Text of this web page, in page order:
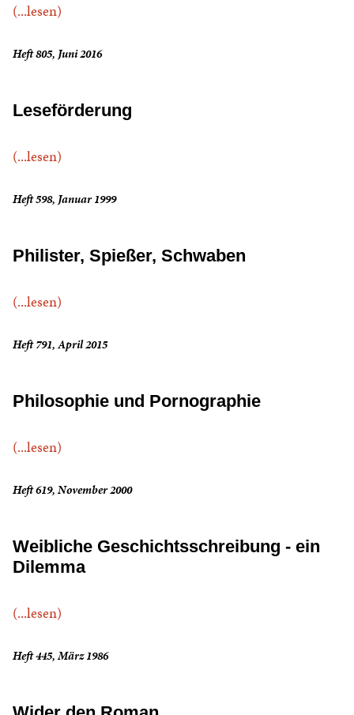
(...lesen)
Heft 805, Juni 2016
Leseförderung
(...lesen)
Heft 598, Januar 1999
Philister, Spießer, Schwaben
(...lesen)
Heft 791, April 2015
Philosophie und Pornographie
(...lesen)
Heft 619, November 2000
Weibliche Geschichtsschreibung - ein
Dilemma
(...lesen)
Heft 445, März 1986